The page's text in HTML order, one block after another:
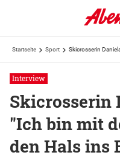
Startseite Sport Skicrosserin
Interview
Skicrosserin
"Ich bin mit
den Hals ins